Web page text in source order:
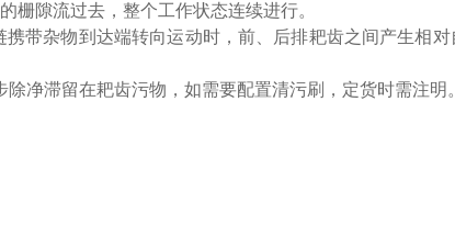
栅隙流过去，整个工作状态连续进行。
杂物到达端转向运动时，前、后排耙齿之间产生相对
滞留在耙齿污物，如需要配置清污刷，定货时需注明。